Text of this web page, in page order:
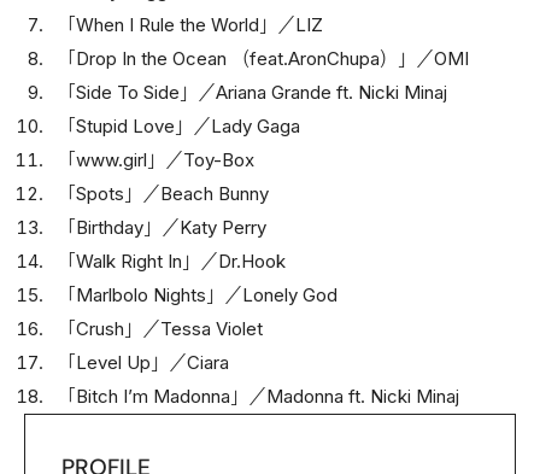
「When I Rule the World」／LIZ
「Drop In the Ocean （feat.AronChupa）」／OMI
「Side To Side」／Ariana Grande ft. Nicki Minaj
「Stupid Love」／Lady Gaga
「www.girl」／Toy-Box
「Spots」／Beach Bunny
「Birthday」／Katy Perry
「Walk Right In」／Dr.Hook
「Marlbolo Nights」／Lonely God
「Crush」／Tessa Violet
「Level Up」／Ciara
「Bitch I’m Madonna」／Madonna ft. Nicki Minaj